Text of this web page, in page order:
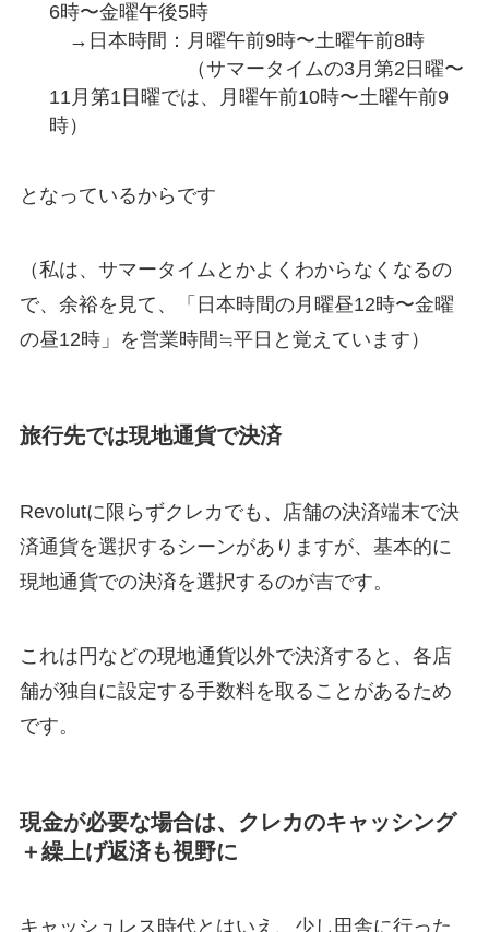
6時〜金曜午後5時
→日本時間：月曜午前9時〜土曜午前8時
（サマータイムの3月第2日曜〜
11月第1日曜では、月曜午前10時〜土曜午前9
時）
となっているからです
（私は、サマータイムとかよくわからなくなるの
で、余裕を見て、「日本時間の月曜昼12時〜金曜
の昼12時」を営業時間≒平日と覚えています）
旅行先では現地通貨で決済
Revolutに限らずクレカでも、店舗の決済端末で決
済通貨を選択するシーンがありますが、基本的に
現地通貨での決済を選択するのが吉です。
これは円などの現地通貨以外で決済すると、各店
舗が独自に設定する手数料を取ることがあるため
です。
現金が必要な場合は、クレカのキャッシング
＋繰上げ返済も視野に
キャッシュレス時代とはいえ、少し田舎に行った